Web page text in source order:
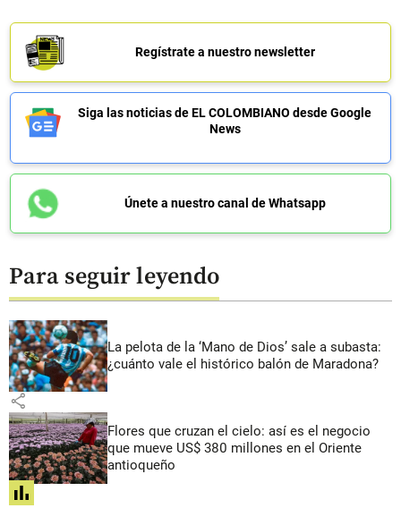
Regístrate a nuestro newsletter
Siga las noticias de EL COLOMBIANO desde Google
News
Únete a nuestro canal de Whatsapp
Para seguir leyendo
La pelota de la ‘Mano de Dios’ sale a subasta:
¿cuánto vale el histórico balón de Maradona?
share
Flores que cruzan el cielo: así es el negocio
que mueve US$ 380 millones en el Oriente
antioqueño
share